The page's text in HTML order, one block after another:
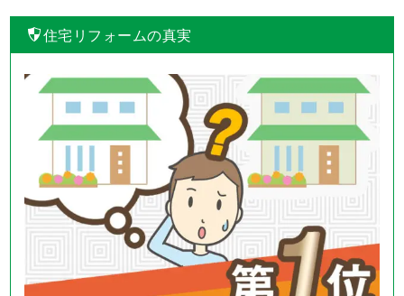
住宅リフォームの真実